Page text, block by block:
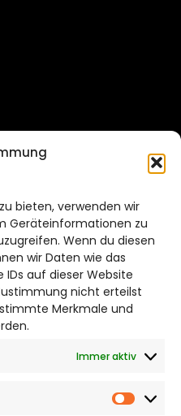
bieten, verwenden wir
Geräteinformationen zu
Wenn du diesen
wir Daten wie das
auf dieser Website
nicht erteilst
Merkmale und
Immer aktiv
FÜR